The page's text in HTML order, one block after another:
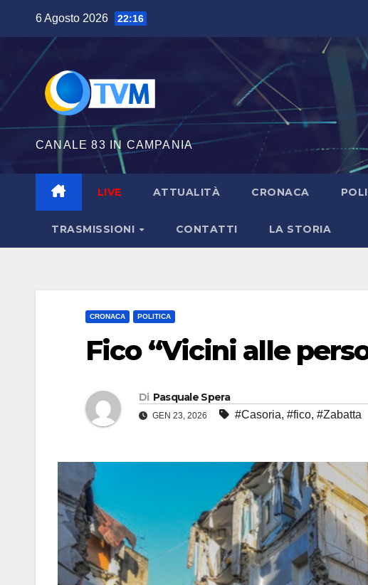
contenuto
6 Agosto 2026 22:16
CANALE 83 IN CAMPANIA
LIVE ATTUALITÀ CRONACA
TRASMISSIONI CONTATTI LA STORIA
CRONACA POLITICA
Fico “Vicini alle
Di Pasquale Spera
GEN 23, 2026 #Casoria, #fico, #Zabatta